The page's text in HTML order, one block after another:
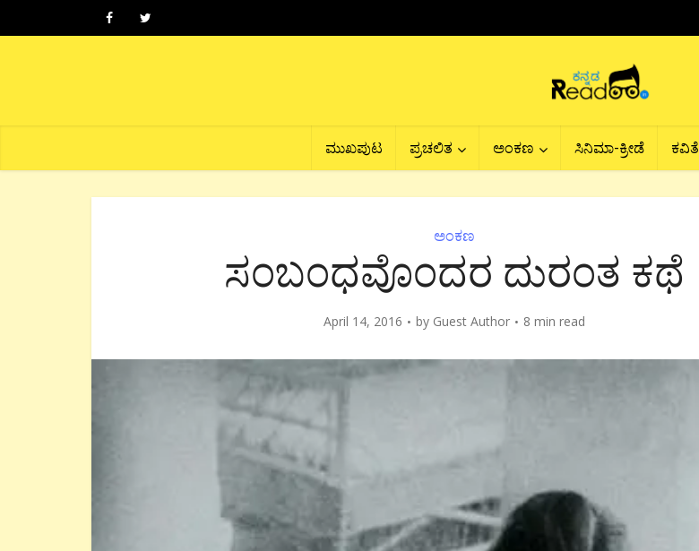
ಮುಖಪುಟ ಪ್ರಚಲಿತ ಅಂಕಣ ಸಿನಿಮಾ-ಕ್ರೀಡೆ ಕವಿತೆ
ಅಂಕಣ
ಸಂಬಂಧವೊಂದರ ದುರಂತ ಕಥೆ
April 14, 2016 by Guest Author 8 min read